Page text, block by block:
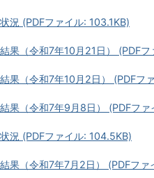
況 (PDFファイル: 103.1KB)
果（令和7年10月21日） (PDFフ
果（令和7年10月2日） (PDFフ
果（令和7年9月8日） (PDFファ
況 (PDFファイル: 104.5KB)
果（令和7年7月2日） (PDFファ